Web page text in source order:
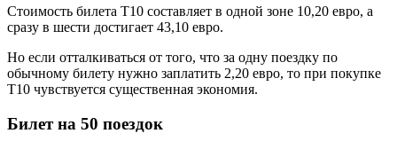
Стоимость билета Т10 составляет в одной зоне 10,20 евро, а
сразу в шести достигает 43,10 евро.
Но если отталкиваться от того, что за одну поездку по
обычному билету нужно заплатить 2,20 евро, то при покупке
Т10 чувствуется существенная экономия.
Билет на 50 поездок